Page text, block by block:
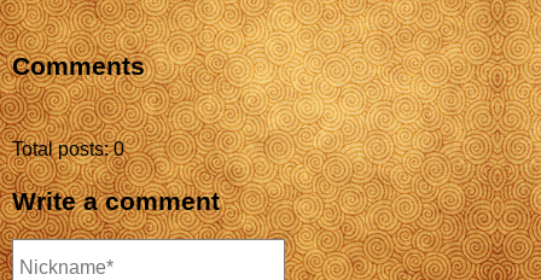
Comments
Total posts: 0
Write a comment